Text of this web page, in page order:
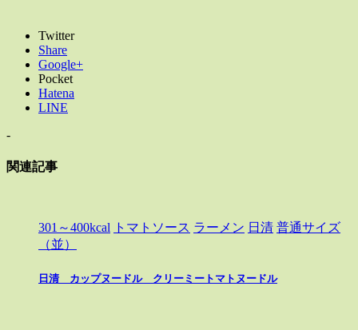
Twitter
Share
Google+
Pocket
Hatena
LINE
-
関連記事
301～400kcal トマトソース ラーメン 日清 普通サイズ
（並）
日清 カップヌードル クリーミートマトヌードル